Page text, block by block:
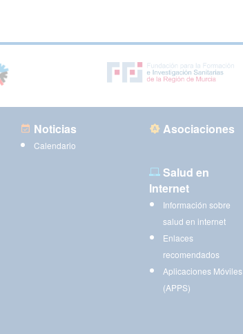
Noticias
Calendario
Asociaciones
Salud en
Internet
Información sobre
salud en internet
Enlaces
recomendados
Aplicaciones Móviles
(APPS)